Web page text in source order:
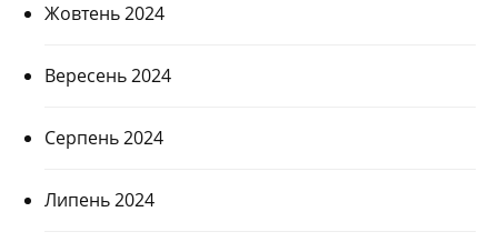
Жовтень 2024
Вересень 2024
Серпень 2024
Липень 2024